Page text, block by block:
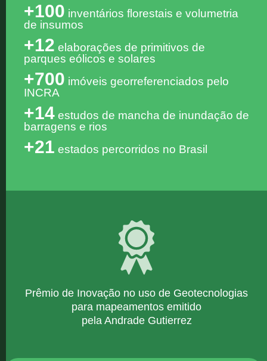
+100 inventários florestais e volumetria
de insumos
+12 elaborações de primitivos de
parques eólicos e solares
+700 imóveis georreferenciados pelo
INCRA
+14 estudos de mancha de inundação de
barragens e rios
+21 estados percorridos no Brasil
Prêmio de Inovação no uso de Geotecnologias
para mapeamentos emitido
pela Andrade Gutierrez